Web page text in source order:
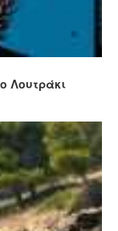
Λουτράκι